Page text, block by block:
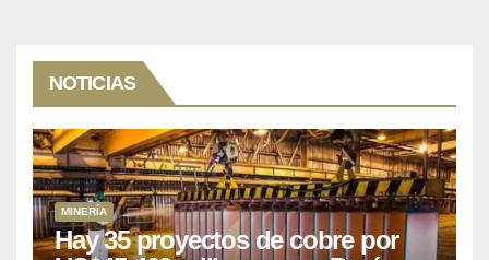
NOTICIAS
MINERÍA
Hay 35 proyectos de cobre por